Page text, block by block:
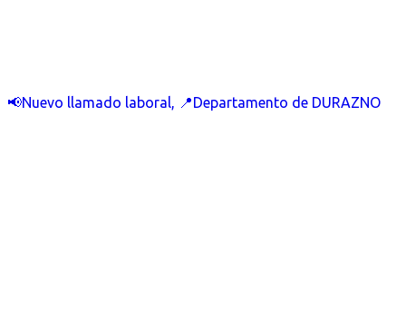
📢Nuevo llamado laboral, 📍Departamento de DURAZNO